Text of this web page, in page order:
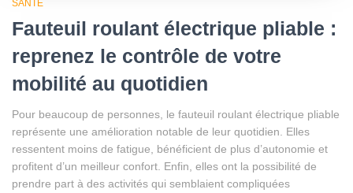
SANTÉ
Fauteuil roulant électrique pliable :
reprenez le contrôle de votre
mobilité au quotidien
Pour beaucoup de personnes, le fauteuil roulant électrique pliable
représente une amélioration notable de leur quotidien. Elles
ressentent moins de fatigue, bénéficient de plus d’autonomie et
profitent d’un meilleur confort. Enfin, elles ont la possibilité de
prendre part à des activités qui semblaient compliquées